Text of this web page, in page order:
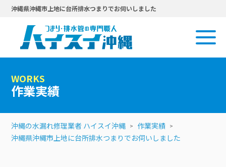
沖縄県沖縄市上地に台所排水つまりでお伺いしました
WORKS
作業実績
沖縄の水漏れ修理業者 ハイスイ沖縄
作業実績
沖縄県沖縄市上地に台所排水つまりでお伺いしました